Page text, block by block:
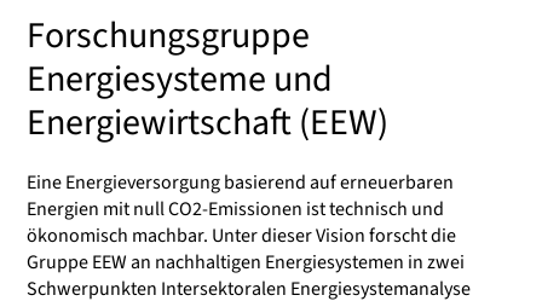
Forschungsgruppe
Energiesysteme und
Energiewirtschaft (EEW)
Eine Energieversorgung basierend auf erneuerbaren
Energien mit null CO2-Emissionen ist technisch und
ökonomisch machbar. Unter dieser Vision forscht die
Gruppe EEW an nachhaltigen Energiesystemen in zwei
Schwerpunkten Intersektoralen Energiesystemanalyse